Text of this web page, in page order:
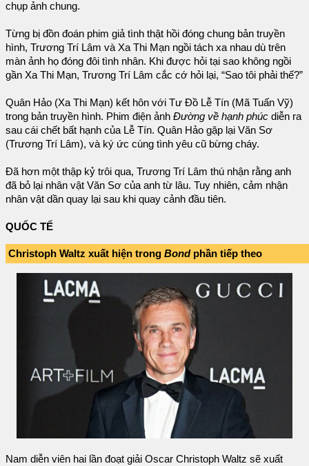
chụp ảnh chung.
Từng bị đồn đoán phim giả tình thật hồi đóng chung bản truyền
hình, Trương Trí Lâm và Xa Thi Mạn ngồi tách xa nhau dù trên
màn ảnh họ đóng đôi tình nhân. Khi được hỏi tại sao không ngồi
gần Xa Thi Mạn, Trương Trí Lâm cắc cớ hỏi lại, “Sao tôi phải thế?”
Quân Hảo (Xa Thi Mạn) kết hôn với Tư Đồ Lễ Tín (Mã Tuấn Vỹ)
trong bản truyền hình. Phim điện ảnh Đường về hạnh phúc diễn ra
sau cái chết bất hạnh của Lễ Tín. Quân Hảo gặp lại Văn Sơ
(Trương Trí Lâm), và ký ức cùng tình yêu cũ bừng cháy.
Đã hơn một thập kỷ trôi qua, Trương Trí Lâm thú nhận rằng anh
đã bỏ lại nhân vật Văn Sơ của anh từ lâu. Tuy nhiên, cảm nhận
nhân vật dần quay lại sau khi quay cảnh đầu tiên.
QUỐC TẾ
Christoph Waltz xuất hiện trong Bond phần tiếp theo
Nam diễn viên hai lần đoạt giải Oscar Christoph Waltz sẽ xuất